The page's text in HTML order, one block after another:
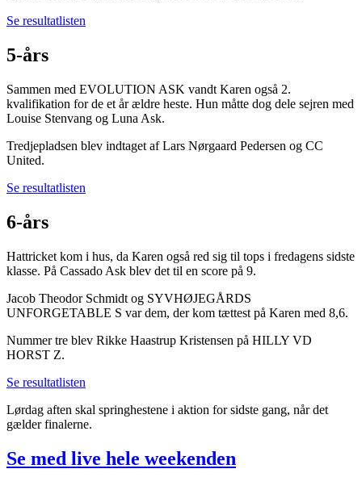
Se resultatlisten
5-års
Sammen med EVOLUTION ASK vandt Karen også 2.
kvalifikation for de et år ældre heste. Hun måtte dog dele sejren med
Louise Stenvang og Luna Ask.
Tredjepladsen blev indtaget af Lars Nørgaard Pedersen og CC
United.
Se resultatlisten
6-års
Hattricket kom i hus, da Karen også red sig til tops i fredagens sidste
klasse. På Cassado Ask blev det til en score på 9.
Jacob Theodor Schmidt og SYVHØJEGÅRDS
UNFORGETABLE S var dem, der kom tættest på Karen med 8,6.
Nummer tre blev Rikke Haastrup Kristensen på HILLY VD
HORST Z.
Se resultatlisten
Lørdag aften skal springhestene i aktion for sidste gang, når det
gælder finalerne.
Se med live hele weekenden